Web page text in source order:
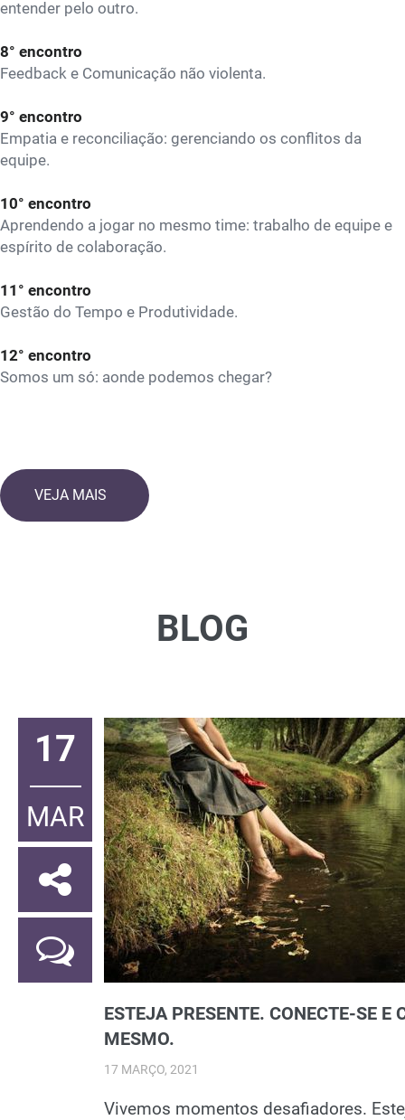
entender pelo outro.
8° encontro
Feedback e Comunicação não violenta.
9° encontro
Empatia e reconciliação: gerenciando os conflitos da
equipe.
10° encontro
Aprendendo a jogar no mesmo time: trabalho de equipe e
espírito de colaboração.
11° encontro
Gestão do Tempo e Produtividade.
12° encontro
Somos um só: aonde podemos chegar?
VEJA MAIS
BLOG
17
MAR
ESTEJA PRESENTE. CONECTE-SE E
MESMO.
17 MARÇO, 2021
Vivemos momentos desafiadores.